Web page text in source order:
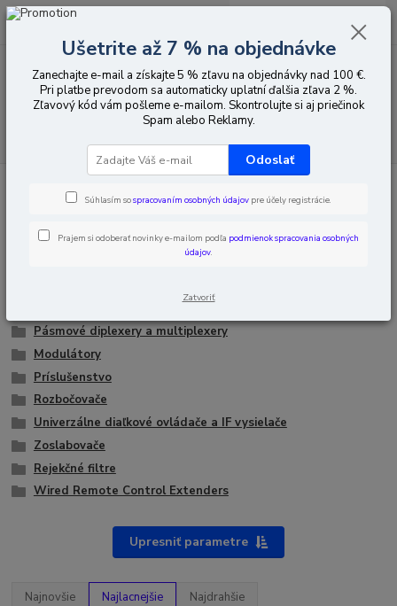
Menu
0,00 EUR
Pozemná televízia
Pásmové diplexery a multiplexery
Modulátory
Príslušenstvo
Rozbočovače
Univerzálne diaľkové ovládače a IF vysielače
Zoslabovače
Rejekčné filtre
Wired Remote Control Extenders
Upresniť parametre
Najnovšie Najlacnejšie Najdrahšie
Ušetrite až 7 % na objednávke
Zanechajte e-mail a získajte 5 % zľavu na objednávky nad 100 €.
Pri platbe prevodom sa automaticky uplatní ďalšia zľava 2 %.
Zľavový kód vám pošleme e-mailom. Skontrolujte si aj priečinok
Spam alebo Reklamy.
Odoslať
Súhlasím sospracovaním osobných údajov pre účely registrácie.
Prajem si odoberať novinky e-mailom podľa podmienok spracovania osobných
údajov.
Zatvoriť